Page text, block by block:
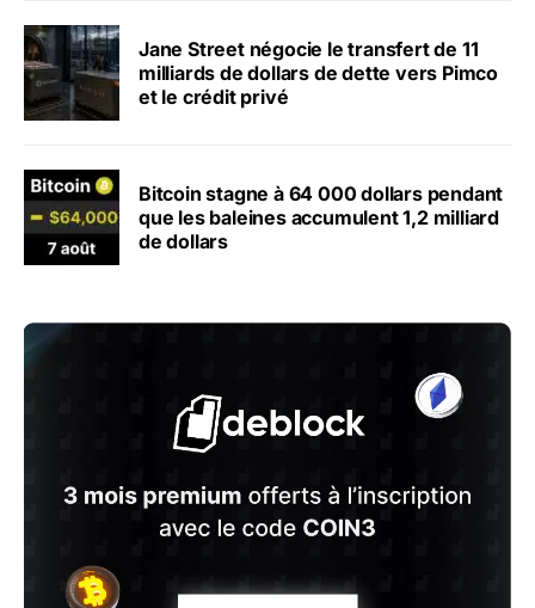
Jane Street négocie le transfert de 11
milliards de dollars de dette vers Pimco
et le crédit privé
Bitcoin stagne à 64 000 dollars pendant
que les baleines accumulent 1,2 milliard
de dollars